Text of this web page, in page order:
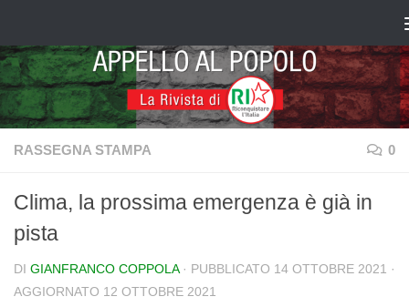
RASSEGNA STAMPA 0
Clima, la prossima emergenza è già in
pista
DI GIANFRANCO COPPOLA · PUBBLICATO 14 OTTOBRE 2021 ·
AGGIORNATO 12 OTTOBRE 2021